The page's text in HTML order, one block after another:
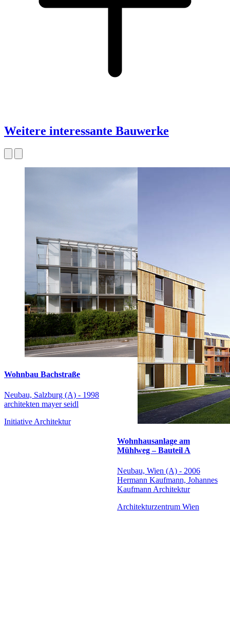
Weitere interessante Bauwerke
Wohnbau Bachstraße
Neubau, Salzburg (A) - 1998
architekten mayer seidl
Initiative Architektur
Wohnhausanlage am
Mühlweg – Bauteil A
Neubau, Wien (A) - 2006
Hermann Kaufmann, Johannes
Kaufmann Architektur
Architekturzentrum Wien